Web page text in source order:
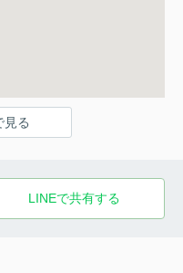
見る
LINEで共有する